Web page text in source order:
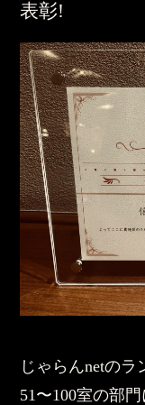
表彰!
じゃらんnetの
51〜100室の部